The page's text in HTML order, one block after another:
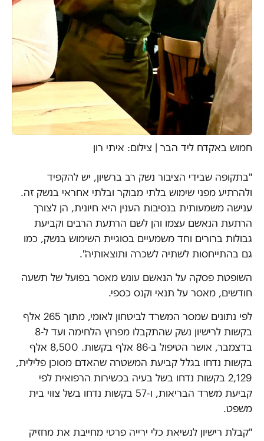
חמוש באקדח ליד הבר | צילום: איתי רון
"בתקופה שבידי הציבור נשק רב ברשיון, יש להקפיד
ולהרתיע מפני שימוש בלתי מבוקר ובלתי אחראי בנשק זה.
ענישה משמעותית בנסיבות הענין היא חיונית, הן לצורך
הרתעת הנאשם עצמו והן לשם הרתעת הרבים וקביעת
גבולות ברורים וחד משמעיים בסוגיית השימוש בנשק, כמו
גם בהתייחסות לשתיה לשכרה ותוצאותיה".
השופטת פסקה על הנאשם עונש מאסר בפועל של תשעה
חודשים, מאסר על תנאי וקנס כספי.
לפי נתונים שמסר המשרד לביטחון לאומי, מתוך 265 אלף
בקשות לרישיון נשק שהתקבלו מפרוץ הלחימה ועד ל-8
בדצמבר, אושר הטיפול ב-86 אלף בקשות. 8,500 אלף
בקשות נדחו בגלל קביעת המשטרה שהאדם מסוכן פלילית,
2,129 בקשות נדחו בשל בעיה בכשירות הרפואית לפי
קביעת משרד הבריאות, ו-57 בקשות נדחו בשל צווי בית
משפט.
"קבלת רישיון לנשיאת כלי ירייה פרטי מחייבת את מחזיק